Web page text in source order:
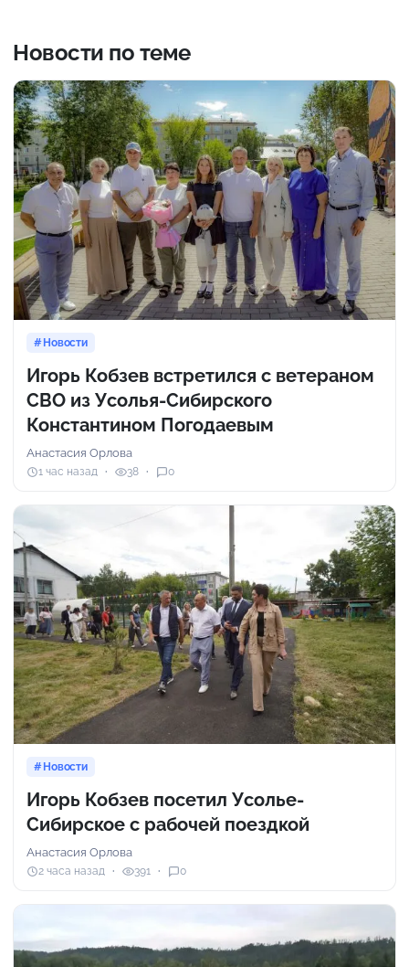
Новости по теме
Новости
Игорь Кобзев встретился с ветераном
СВО из Усолья-Сибирского
Константином Погодаевым
Анастасия Орлова
1 час назад 38 0
Новости
Игорь Кобзев посетил Усолье-
Сибирское с рабочей поездкой
Анастасия Орлова
2 часа назад 391 0